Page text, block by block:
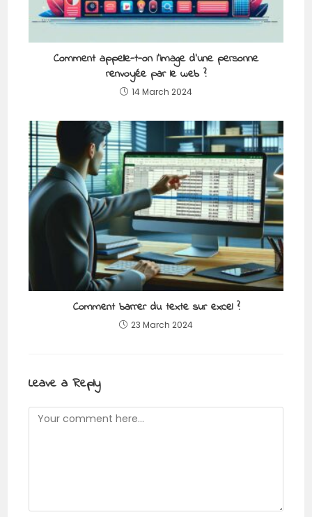
Comment appelle-t-on l’image d’une personne
renvoyée par le web ?
14 March 2024
Comment barrer du texte sur excel ?
23 March 2024
Leave a Reply